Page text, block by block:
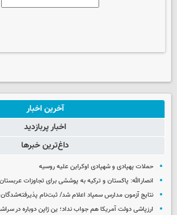
آخرین اخبار
اخبار پربازدید
داغ‌ترین خبرها
حملات پهپادی و شهپادی اوکراین علیه روسیه
انصارالله: پاکستان و ترکیه به پوششی برای تجاوزات
نتایج آزمون مدارس سمپاد اعلام شد/ ثبت‌نام پذیرفته‌شدگان از ۱۹
ارزپاشی دولت آمریکا هم جواب نداد؛ ین ژاپن دوباره در